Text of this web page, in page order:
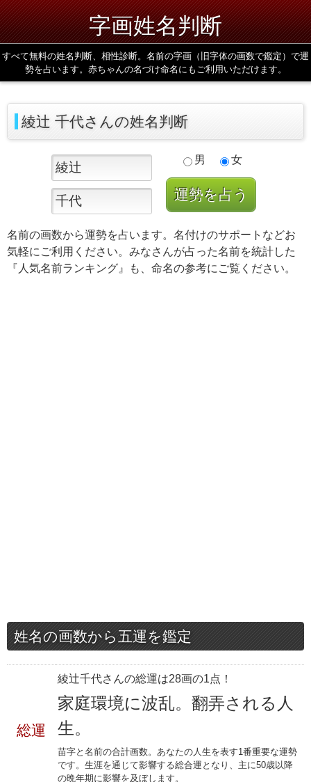
字画姓名判断
すべて無料の姓名判断、相性診断。名前の字画（旧字体の画数で鑑定）で運
勢を占います。赤ちゃんの名づけ命名にもご利用いただけます。
綾辻 千代さんの姓名判断
男 女
名前の画数から運勢を占います。名付けのサポートなどお
気軽にご利用ください。みなさんが占った名前を統計した
『人気名前ランキング』も、命名の参考にご覧ください。
姓名の画数から五運を鑑定
総運
綾辻千代さんの総運は28画の1点！
家庭環境に波乱。翻弄される人
生。
苗字と名前の合計画数。あなたの人生を表す1番重要な運勢
です。生涯を通じて影響する総合運となり、主に50歳以降
の晩年期に影響を及ぼします。